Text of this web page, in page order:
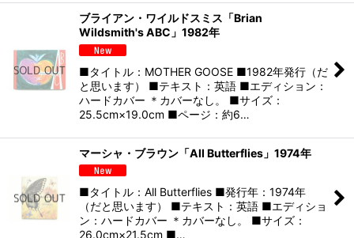
ブライアン・ワイルドスミス「Brian
Wildsmith's ABC」1982年
■タイトル：MOTHER GOOSE ■1982年発行（だ
と思います） ■テキスト：英語 ■エディション：
ハードカバー ＊カバーなし。 ■サイズ：
25.5cm×19.0cm ■ページ：約6…
マーシャ・ブラウン「All Butterflies」1974年
■タイトル：All Butterflies ■発行年：1974年
（だと思います） ■テキスト：英語 ■エディショ
ン：ハードカバー ＊カバーなし。 ■サイズ：
26.0cm×21.5cm ■…